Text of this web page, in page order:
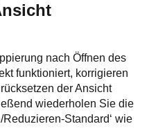
nach Öffnen des
funktioniert, korrigieren
der Ansicht
wiederholen Sie die
Reduzieren-Standard‘ wie